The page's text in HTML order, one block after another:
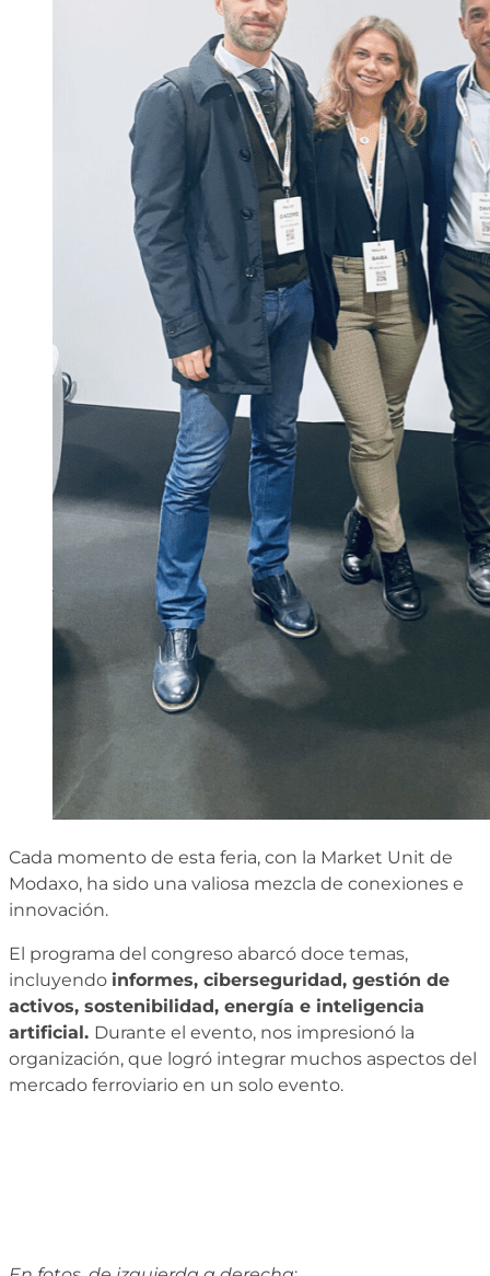
Cada momento de esta feria, con la Market Unit de
Modaxo, ha sido una valiosa mezcla de conexiones e
innovación.
El programa del congreso abarcó doce temas,
incluyendo informes, ciberseguridad, gestión de
activos, sostenibilidad, energía e inteligencia
artificial. Durante el evento, nos impresionó la
organización, que logró integrar muchos aspectos del
mercado ferroviario en un solo evento.